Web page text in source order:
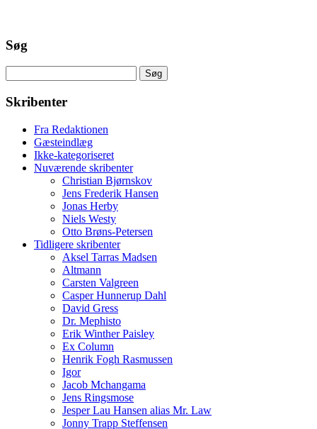
Søg
efter:
Skribenter
Fra Redaktionen
Gæsteindlæg
Ikke-kategoriseret
Nuværende skribenter
Christian Bjørnskov
Jens Frederik Hansen
Jonas Herby
Niels Westy
Otto Brøns-Petersen
Tidligere skribenter
Aksel Tarras Madsen
Altmann
Carsten Valgreen
Casper Hunnerup Dahl
David Gress
Dr. Mephisto
Erik Winther Paisley
Ex Column
Henrik Fogh Rasmussen
Igor
Jacob Mchangama
Jens Ringsmose
Jesper Lau Hansen alias Mr. Law
Jonny Trapp Steffensen